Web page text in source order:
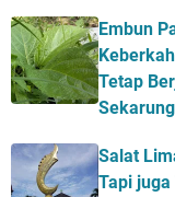
Embun
Tetap
Salat
Tapi